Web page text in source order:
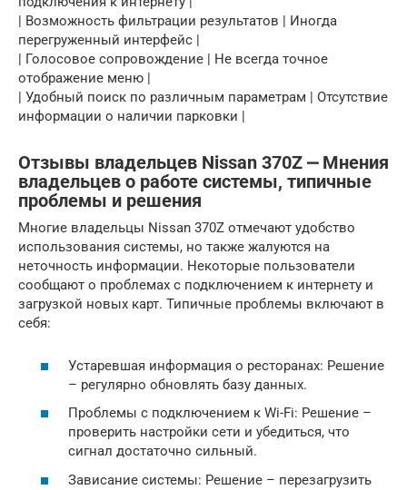
| Возможность фильтрации результатов | Иногда
перегруженный интерфейс |
| Голосовое сопровождение | Не всегда точное
отображение меню |
| Удобный поиск по различным параметрам | Отсутствие
информации о наличии парковки |
Отзывы владельцев Nissan 370Z ⎼ Мнения
владельцев о работе системы, типичные
проблемы и решения
Многие владельцы Nissan 370Z отмечают удобство
использования системы, но также жалуются на
неточность информации. Некоторые пользователи
сообщают о проблемах с подключением к интернету и
загрузкой новых карт. Типичные проблемы включают в
себя:
Устаревшая информация о ресторанах: Решение
– регулярно обновлять базу данных.
Проблемы с подключением к Wi-Fi: Решение –
проверить настройки сети и убедиться, что
сигнал достаточно сильный.
Зависание системы: Решение – перезагрузить